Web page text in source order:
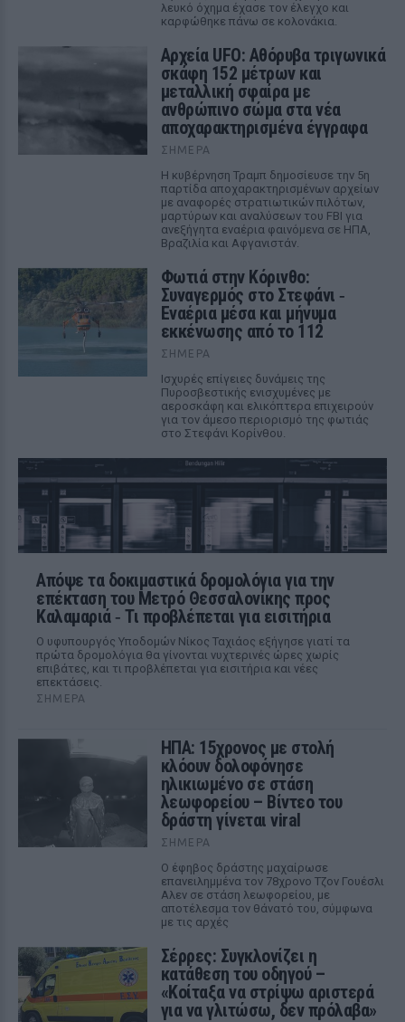
λευκό όχημα έχασε τον έλεγχο και
καρφώθηκε πάνω σε κολονάκια.
Αρχεία UFO: Αθόρυβα τριγωνικά
σκάφη 152 μέτρων και
μεταλλική σφαίρα με
ανθρώπινο σώμα στα νέα
αποχαρακτηρισμένα έγγραφα
ΣΉΜΕΡΑ
Η κυβέρνηση Τραμπ δημοσίευσε την 5η
παρτίδα αποχαρακτηρισμένων αρχείων
με αναφορές στρατιωτικών πιλότων,
μαρτύρων και αναλύσεων του FBI για
ανεξήγητα εναέρια φαινόμενα σε ΗΠΑ,
Βραζιλία και Αφγανιστάν.
Φωτιά στην Κόρινθο:
Συναγερμός στο Στεφάνι ‑
Εναέρια μέσα και μήνυμα
εκκένωσης από το 112
ΣΉΜΕΡΑ
Ισχυρές επίγειες δυνάμεις της
Πυροσβεστικής ενισχυμένες με
αεροσκάφη και ελικόπτερα επιχειρούν
για τον άμεσο περιορισμό της φωτιάς
στο Στεφάνι Κορίνθου.
Απόψε τα δοκιμαστικά δρομολόγια για την
επέκταση του Μετρό Θεσσαλονίκης προς
Καλαμαριά ‑ Τι προβλέπεται για εισιτήρια
Ο υφυπουργός Υποδομών Νίκος Ταχιάος εξήγησε γιατί τα
πρώτα δρομολόγια θα γίνονται νυχτερινές ώρες χωρίς
επιβάτες, και τι προβλέπεται για εισιτήρια και νέες
επεκτάσεις.
ΣΉΜΕΡΑ
ΗΠΑ: 15χρονος με στολή
κλόουν δολοφόνησε
ηλικιωμένο σε στάση
λεωφορείου – Βίντεο του
δράστη γίνεται viral
ΣΉΜΕΡΑ
Ο έφηβος δράστης μαχαίρωσε
επανειλημμένα τον 78χρονο Τζον Γουέσλι
Αλεν σε στάση λεωφορείου, με
αποτέλεσμα τον θάνατό του, σύμφωνα
με τις αρχές
Σέρρες: Συγκλονίζει η
κατάθεση του οδηγού –
«Κοίταξα να στρίψω αριστερά
για να γλιτώσω, δεν πρόλαβα»